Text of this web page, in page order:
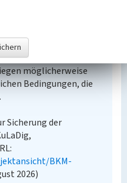
unter der freien
Die
möglicherweise
Bedingungen, die
Sicherung der
BKM-
2026)